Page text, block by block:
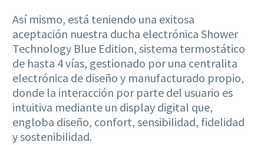
Así mismo, está teniendo una exitosa
aceptación nuestra ducha electrónica Shower
Technology Blue Edition, sistema termostático
de hasta 4 vías, gestionado por una centralita
electrónica de diseño y manufacturado propio,
donde la interacción por parte del usuario es
intuitiva mediante un display digital que,
engloba diseño, confort, sensibilidad, fidelidad
y sostenibilidad.